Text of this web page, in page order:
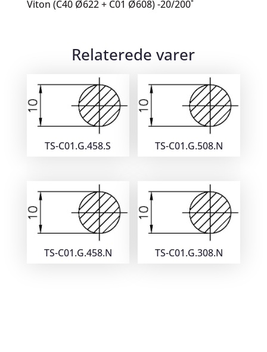
Viton (C40 Ø622 + C01 Ø608) -20/200˚
Relaterede varer
TS-C01.G.458.S TS-C01.G.508.N
TS-C01.G.458.N TS-C01.G.308.N